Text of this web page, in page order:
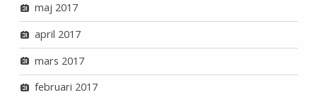
maj 2017
april 2017
mars 2017
februari 2017